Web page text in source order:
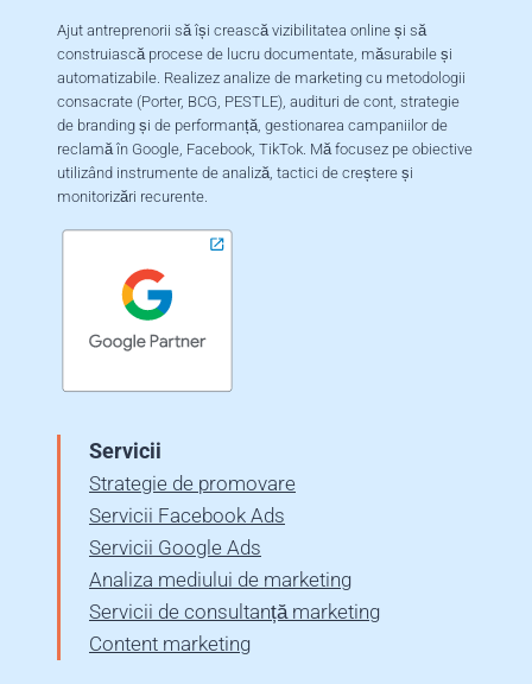
Ajut antreprenorii să își crească vizibilitatea online și să
construiască procese de lucru documentate, măsurabile și
automatizabile. Realizez analize de marketing cu metodologii
consacrate (Porter, BCG, PESTLE), audituri de cont, strategie
de branding și de performanță, gestionarea campaniilor de
reclamă în Google, Facebook, TikTok. Mă focusez pe obiective
utilizând instrumente de analiză, tactici de creștere și
monitorizări recurente.
Servicii
Strategie de promovare
Servicii Facebook Ads
Servicii Google Ads
Analiza mediului de marketing
Servicii de consultanță marketing
Content marketing